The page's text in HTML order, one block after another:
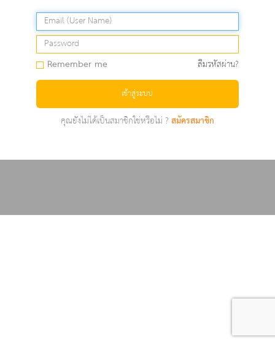
Remember me ลืมรหัสผ่าน?
เข้าสู่ระบบ
คุณยังไม่ได้เป็นสมาชิกใช่หรือไม่ ?สมัครสมาชิก